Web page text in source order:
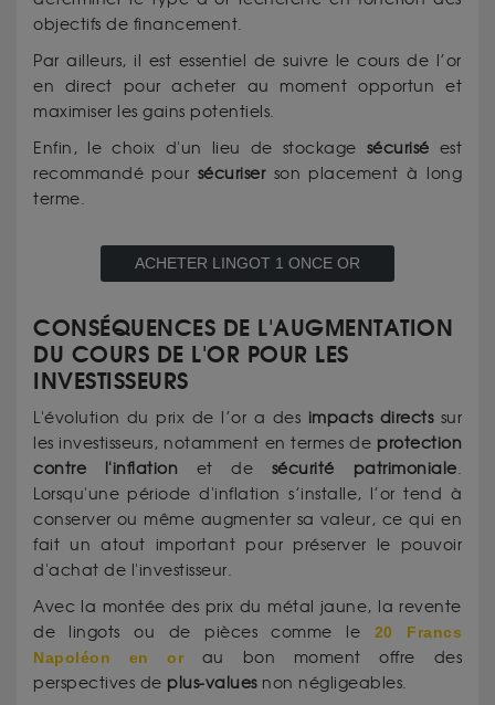
objectifs de financement.
Par ailleurs, il est essentiel de suivre le cours de l’or
en direct pour acheter au moment opportun et
maximiser les gains potentiels.
Enfin, le choix d'un lieu de stockage sécurisé est
recommandé pour sécuriserson placement à long
terme.
ACHETER LINGOT 1 ONCE OR
CONSÉQUENCES DE L'AUGMENTATION
DU COURS DE L'OR POUR LES
INVESTISSEURS
L'évolution du prix de l’or a des impacts directssur
les investisseurs, notamment en termes de protection
contre l'inflation et de sécurité patrimoniale.
Lorsqu'une période d'inflation s’installe, l’or tend à
conserver ou même augmenter sa valeur, ce qui en
fait un atout important pour préserver le pouvoir
d'achat de l'investisseur.
Avec la montée des prix du métal jaune, la revente
de lingots ou de pièces comme le 20 Francs
Napoléon en orau bon moment offre des
perspectives de plus-valuesnon négligeables.